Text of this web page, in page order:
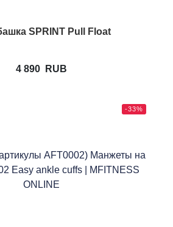
SPRINT Pull Float
4 890 RUB
-33%